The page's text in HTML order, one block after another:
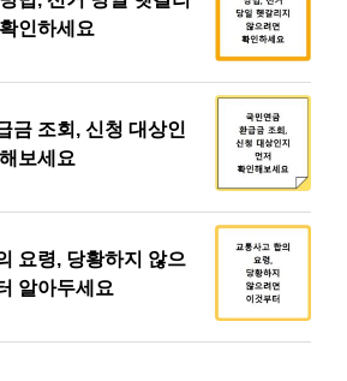
인하세요
금 조회, 신청 대상인
보세요
요령, 당황하지 않으
알아두세요